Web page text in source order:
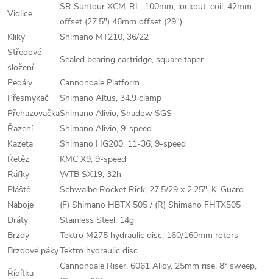
Vidlice
SR Suntour XCM-RL, 100mm, lockout, coil, 42mm
offset (27.5") 46mm offset (29")
Kliky
Shimano MT210, 36/22
Středové
složení
Sealed bearing cartridge, square taper
Pedály
Cannondale Platform
Přesmykač
Shimano Altus, 34.9 clamp
PřehazovačkaShimano Alivio, Shadow SGS
Řazení
Shimano Alivio, 9-speed
Kazeta
Shimano HG200, 11-36, 9-speed
Řetěz
KMC X9, 9-speed
Ráfky
WTB SX19, 32h
Pláště
Schwalbe Rocket Rick, 27.5/29 x 2.25", K-Guard
Náboje
(F) Shimano HBTX 505 / (R) Shimano FHTX505
Dráty
Stainless Steel, 14g
Brzdy
Tektro M275 hydraulic disc, 160/160mm rotors
Brzdové pákyTektro hydraulic disc
Řídítka
Cannondale Riser, 6061 Alloy, 25mm rise, 8° sweep,